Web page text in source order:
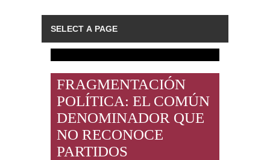
FRAGMENTACIÓN
POLÍTICA: EL COMÚN
DENOMINADOR QUE
NO RECONOCE
PARTIDOS